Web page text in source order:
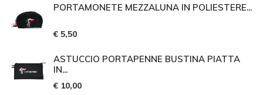
PORTAMONETE MEZZALUNA IN POLIESTERE...
€ 5,50
ASTUCCIO PORTAPENNE BUSTINA PIATTA
IN...
€ 10,00